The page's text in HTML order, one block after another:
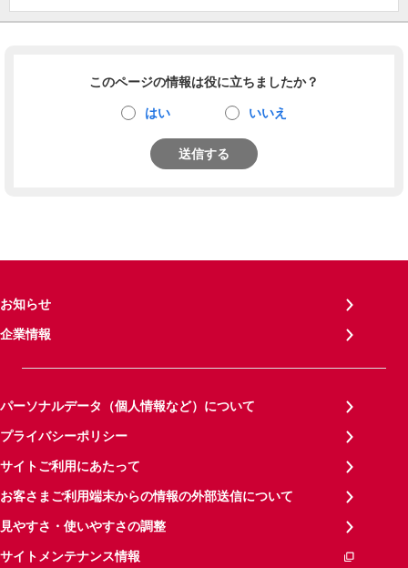
このページの情報は役に立ちましたか？
はい いいえ
送信する
お知らせ
企業情報
パーソナルデータ（個人情報など）について
プライバシーポリシー
サイトご利用にあたって
お客さまご利用端末からの情報の外部送信について
見やすさ・使いやすさの調整
サイトメンテナンス情報